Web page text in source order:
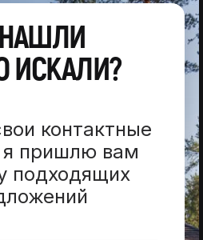
ИСКАЛИ?
контактные
пришлю вам
подходящих